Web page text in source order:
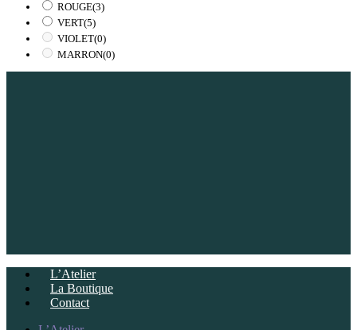
ROUGE(3)
VERT(5)
VIOLET(0)
MARRON(0)
L’Atelier
La Boutique
Contact